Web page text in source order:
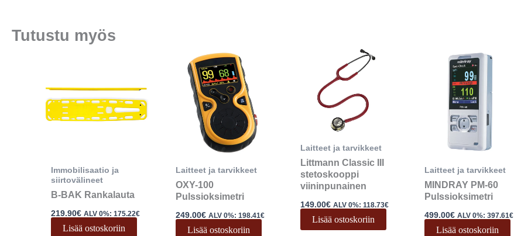
Tutustu myös
Immobilisaatio ja
siirtovälineet
B-BAK Rankalauta
219.90€ ALV 0%:175.22€
Lisää ostoskoriin
Laitteet ja tarvikkeet
OXY-100
Pulssioksimetri
249.00€ ALV 0%: 198.41€
Lisää ostoskoriin
Laitteet ja tarvikkeet
Littmann Classic III
stetoskooppi
viininpunainen
149.00€ ALV 0%: 118.73€
Lisää ostoskoriin
Laitteet ja tarvikkeet
MINDRAY PM-60
Pulssioksimetri
499.00€ ALV 0%:397.61€
Lisää ostoskoriin